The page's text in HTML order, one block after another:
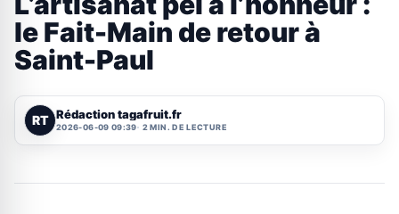
le Fait-Main de retour à
Saint-Paul
RT Rédaction tagafruit.fr
2026-06-09 09:39 2 MIN. DE LECTURE